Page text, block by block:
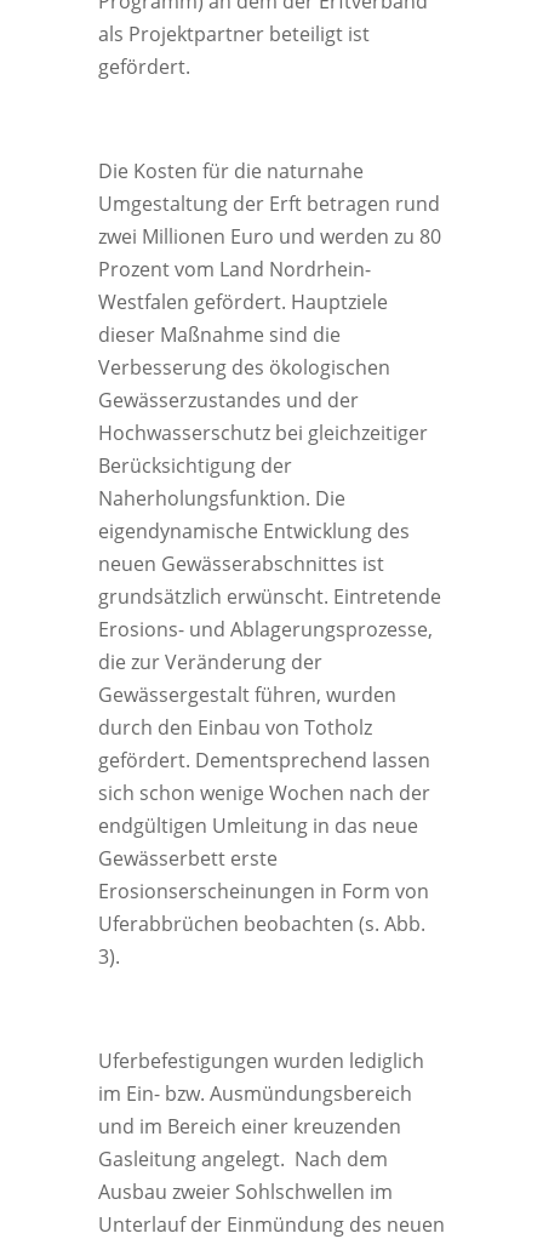
als Projektpartner beteiligt ist
gefördert.
Die Kosten für die naturnahe
Umgestaltung der Erft betragen rund
zwei Millionen Euro und werden zu 80
Prozent vom Land Nordrhein-
Westfalen gefördert. Hauptziele
dieser Maßnahme sind die
Verbesserung des ökologischen
Gewässerzustandes und der
Hochwasserschutz bei gleichzeitiger
Berücksichtigung der
Naherholungsfunktion. Die
eigendynamische Entwicklung des
neuen Gewässerabschnittes ist
grundsätzlich erwünscht. Eintretende
Erosions- und Ablagerungsprozesse,
die zur Veränderung der
Gewässergestalt führen, wurden
durch den Einbau von Totholz
gefördert. Dementsprechend lassen
sich schon wenige Wochen nach der
endgültigen Umleitung in das neue
Gewässerbett erste
Erosionserscheinungen in Form von
Uferabbrüchen beobachten (s. Abb.
3).
Uferbefestigungen wurden lediglich
im Ein- bzw. Ausmündungsbereich
und im Bereich einer kreuzenden
Gasleitung angelegt. Nach dem
Ausbau zweier Sohlschwellen im
Unterlauf der Einmündung des neuen